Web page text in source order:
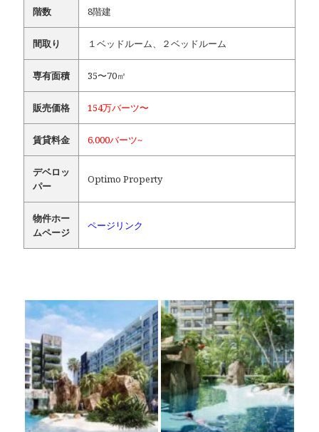
階数 8階建
間取り １ベッドルーム、２ベッドルーム
専有面積 35〜70㎡
販売価格 154万バーツ〜
賃貸料金 6,000バーツ~
デベロッ
パー
Optimo Property
物件ホー
ムページ
ページリンク